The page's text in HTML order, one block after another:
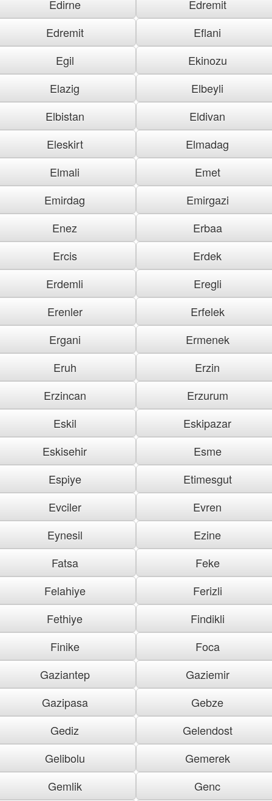
Edirne
Edremit
Edremit
Eflani
Egil
Ekinozu
Elazig
Elbeyli
Elbistan
Eldivan
Eleskirt
Elmadag
Elmali
Emet
Emirdag
Emirgazi
Enez
Erbaa
Ercis
Erdek
Erdemli
Eregli
Erenler
Erfelek
Ergani
Ermenek
Eruh
Erzin
Erzincan
Erzurum
Eskil
Eskipazar
Eskisehir
Esme
Espiye
Etimesgut
Evciler
Evren
Eynesil
Ezine
Fatsa
Feke
Felahiye
Ferizli
Fethiye
Findikli
Finike
Foca
Gaziantep
Gaziemir
Gazipasa
Gebze
Gediz
Gelendost
Gelibolu
Gemerek
Gemlik
Genc